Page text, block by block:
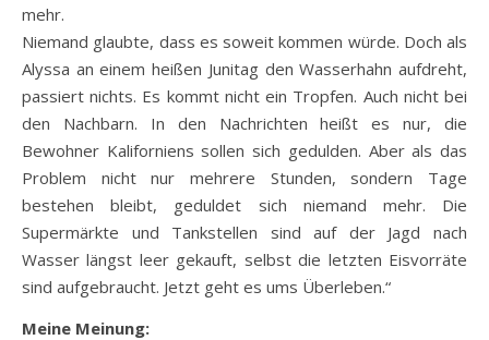
mehr.
Niemand glaubte, dass es soweit kommen würde. Doch als
Alyssa an einem heißen Junitag den Wasserhahn aufdreht,
passiert nichts. Es kommt nicht ein Tropfen. Auch nicht bei
den Nachbarn. In den Nachrichten heißt es nur, die
Bewohner Kaliforniens sollen sich gedulden. Aber als das
Problem nicht nur mehrere Stunden, sondern Tage
bestehen bleibt, geduldet sich niemand mehr. Die
Supermärkte und Tankstellen sind auf der Jagd nach
Wasser längst leer gekauft, selbst die letzten Eisvorräte
sind aufgebraucht. Jetzt geht es ums Überleben.“
Meine Meinung: